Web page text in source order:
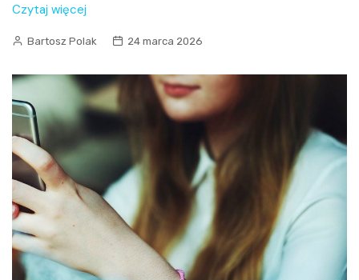
Czytaj więcej
Bartosz Polak 24 marca 2026